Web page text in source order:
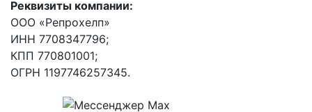
Реквизиты компании:
ООО «Репрохелп»
ИНН 7708347796;
КПП 770801001;
ОГРН 1197746257345.